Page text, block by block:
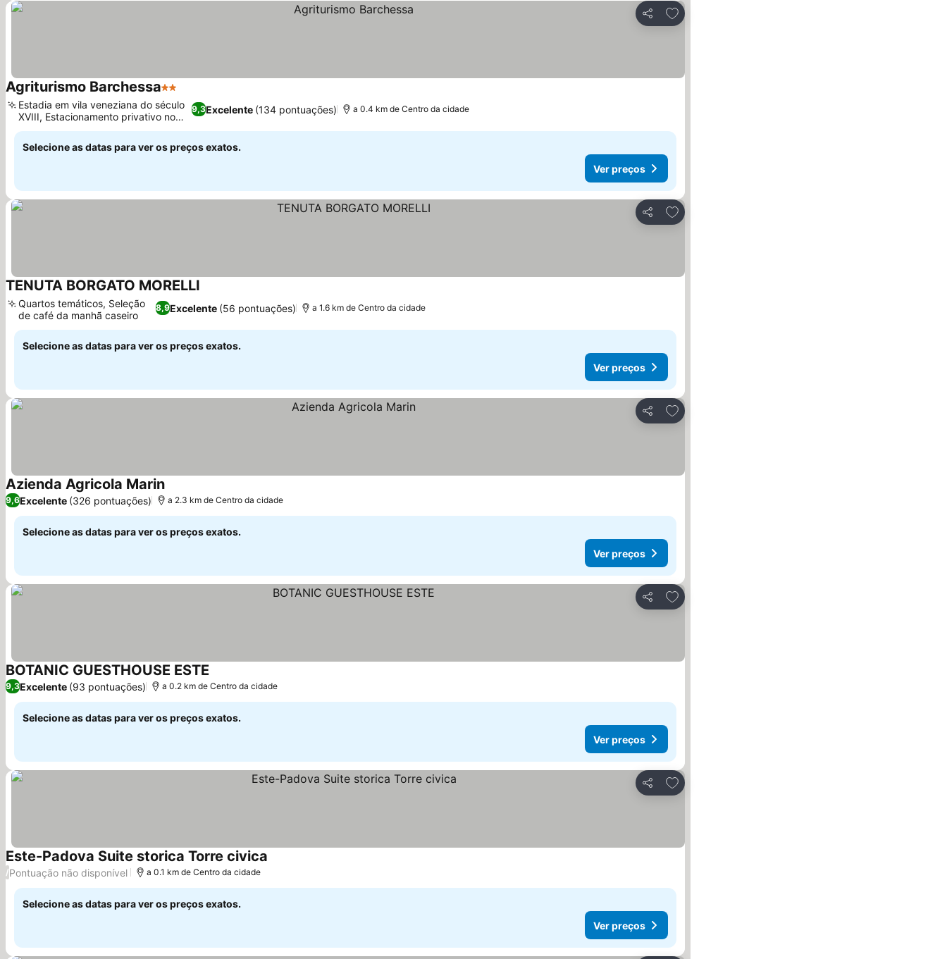
Partilhar
Adicionar aos favoritos
Agriturismo Barchessa2 Estrelas
9,3Excelente (134 pontuações)
Estadia em vila veneziana do século
XVIII, Estacionamento privativo no
local
a 0.4 km de Centro da cidade
Selecione as datas para ver os preços exatos.
Ver preços
Partilhar
Adicionar aos favoritos
TENUTA BORGATO MORELLI
8,9Excelente (56 pontuações)
Quartos temáticos, Seleção
de café da manhã caseiro
a 1.6 km de Centro da cidade
Selecione as datas para ver os preços exatos.
Ver preços
Partilhar
Adicionar aos favoritos
Azienda Agricola MarinVer preços
9,6Excelente (326 pontuações) a 2.3 km de Centro da cidade
Selecione as datas para ver os preços exatos.
Ver preços
Partilhar
Adicionar aos favoritos
BOTANIC GUESTHOUSE ESTE
9,3Excelente (93 pontuações) a 0.2 km de Centro da cidade
Selecione as datas para ver os preços exatos.
Ver preços
Partilhar
Adicionar aos favoritos
Este-Padova Suite storica Torre civica
/Pontuação não disponível a 0.1 km de Centro da cidade
Selecione as datas para ver os preços exatos.
Ver preços